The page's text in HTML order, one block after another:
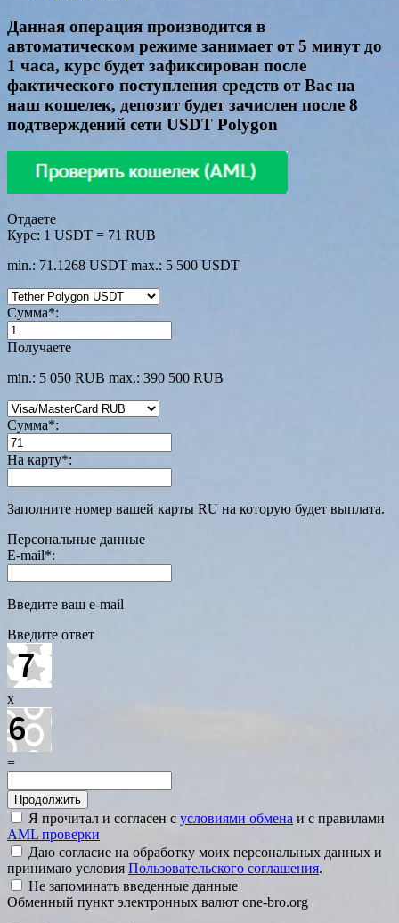
Данная операция производится в
автоматическом режиме занимает от 5 минут до
1 часа, курс будет зафиксирован после
фактического поступления средств от Вас на
наш кошелек, депозит будет зачислен после 8
подтверждений сети USDT Polygon
Отдаете
Курс: 1 USDT = 71 RUB
min.: 71.1268 USDT max.: 5 500 USDT
Сумма*:
Получаете
min.: 5 050 RUB max.: 390 500 RUB
Сумма*:
На карту*:
Заполните номер вашей карты RU на которую будет выплата.
Персональные данные
E-mail*:
Введите ваш e-mail
Введите ответ
x
=
Я прочитал и согласен с условиями обмена и с правилами
AML проверки
Даю согласие на обработку моих персональных данных и
принимаю условия Пользовательского соглашения.
Не запоминать введенные данные
Обменный пункт электронных валют one-bro.org